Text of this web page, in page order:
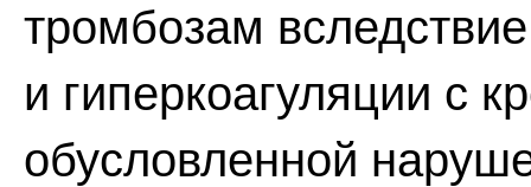
тромбозам
и гиперкоагуляции с
обусловленной